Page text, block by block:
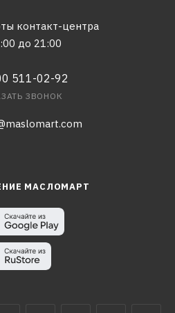
контакт-центра
до 21:00
511-02-92
ЗВОНОК
МАСЛОМАРТ